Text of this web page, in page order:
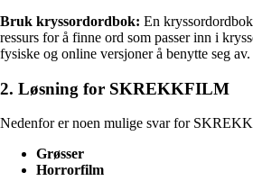
Bruk kryssordordbok: En
ressurs for å finne ord som passer inn i
fysiske og online versjoner å benytte seg av.
2. Løsning for SKREKKFILM
Nedenfor er noen mulige svar for
Grøsser
Horrorfilm